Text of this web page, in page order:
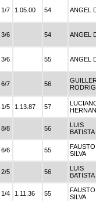
1/7 1.05.00 54 ANGEL
3/6 54 ANGEL
3/6 55 ANGEL
6/7 56
1/5 1.13.87 57
8/8 56
LUIS
BATISTA
6/6 55
SILVA
2/5 56
LUIS
BATISTA
1/4 1.11.36 55
SILVA